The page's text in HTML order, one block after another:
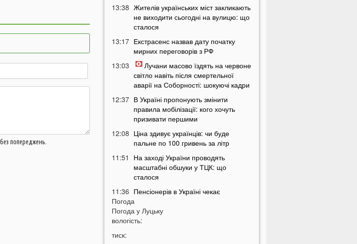
попереджень.
13:38 Жителів українських міст закликають
не виходити сьогодні на вулицю: що
сталося
13:17 Екстрасенс назвав дату початку
мирних переговорів з РФ
13:03
Лучани масово їздять на червоне
світло навіть після смертельної
аварії на Соборності: шокуючі кадри
12:37 В Україні пропонують змінити
правила мобілізації: кого хочуть
призивати першими
12:08 Ціна здивує українців: чи буде
пальне по 100 гривень за літр
11:51
На заході України проводять
масштабні обшуки у ТЦК: що
сталося
11:36 Пенсіонерів в Україні чекає
масштабна перевірка: кого це
торкнеться
11:07 Україну накриє потужна магнітна
Погода
Погода у Луцьку
вологість:
тиск: